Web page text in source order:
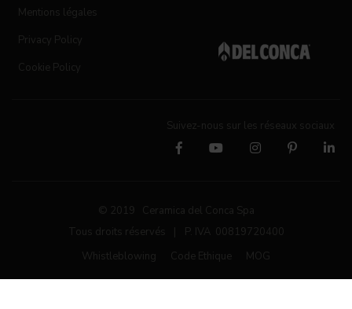
Mentions légales
Privacy Policy
Cookie Policy
Suivez-nous sur les réseaux sociaux
© 2019 Ceramica del Conca Spa
Tous droits réservés
P. IVA 00819720400
Whistleblowing
Code Ethique MOG